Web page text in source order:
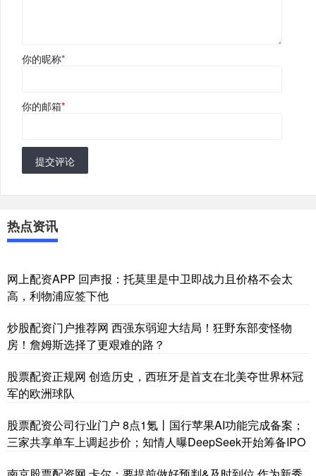
你的昵称*
你的邮箱*
提交评论
热点资讯
网上配资APP 回声报：托莫里是中卫即战力且价格不会太
高，利物浦应签下他
炒股配资门户推荐网 西强东弱迎大结局！狂野东部变怪物
房！詹姆斯选择了更艰难的路？
股票配资正规网 创造历史，西班牙是首支在北美夺世界杯冠
军的欧洲球队
股票配资公司行业门户 8点1氪丨国行苹果AI功能完成备案；
三家共享单车上调起步价；知情人曝DeepSeek开始筹备IPO